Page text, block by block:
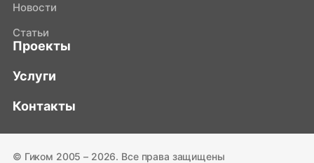
Новости
Статьи
Проекты
Услуги
Контакты
© Гиком 2005 – 2026. Все права защищены